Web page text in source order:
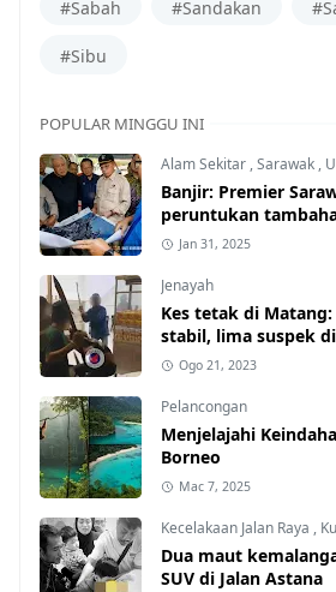
#Sabah #Sandakan
#Sibu
POPULAR MINGGU INI
Alam Sekitar ,Sarawak ,
Banjir: Premier
peruntukan
Jan 31, 2025
Jenayah
Kes tetak di
stabil, lima suspek
Ogo 21, 2023
Pelancongan
Menjelajahi
Borneo
Mac 7, 2025
Kecelakaan Jalan Raya ,
Dua maut
SUV di Jalan Astana